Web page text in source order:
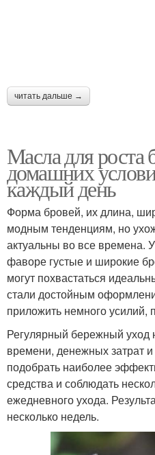
читать дальше →
Масла для роста
домашних
каждый день
Форма бровей, их длина,
модным тенденциям, но
актуальны во все времена.
фаворе густые и широкие
могут похвастаться
стали достойным
приложить немного усилий,
Регулярный бережный уход
времени, денежных затрат
подобрать наиболее
средства и соблюдать
ежедневного ухода.
несколько недель.